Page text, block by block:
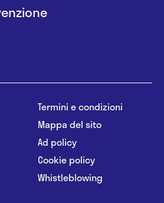
Termini e condizioni
Mappa del sito
Ad policy
Cookie policy
Whistleblowing